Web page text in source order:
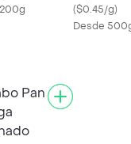
($0.45/g)
Desde